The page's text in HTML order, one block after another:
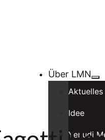
Über LMN
Aktuelles
Idee
Yehudi